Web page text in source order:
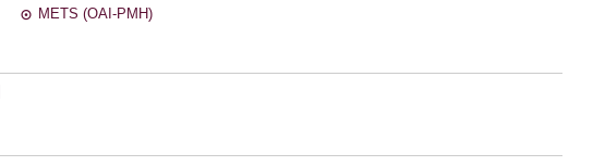
METS (OAI-PMH)